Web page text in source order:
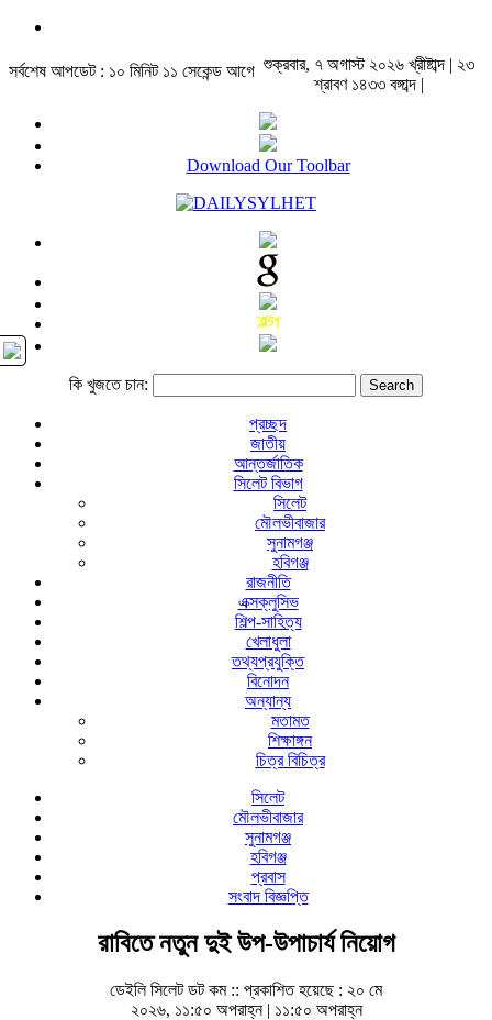
সর্বশেষ আপডেট : ১০ মিনিট ১১ সেকেন্ড আগে শুক্রবার, ৭ অগাস্ট ২০২৬ খ্রীষ্টাব্দ | ২৩
শ্রাবণ ১৪৩৩ বঙ্গাব্দ |
Download Our Toolbar
কি খুজতে চান:
প্রচ্ছদ
জাতীয়
আন্তর্জাতিক
সিলেট বিভাগ
সিলেট
মৌলভীবাজার
সুনামগঞ্জ
হবিগঞ্জ
রাজনীতি
এক্সক্লুসিভ
শিল্প-সাহিত্য
খেলাধুলা
তথ্যপ্রযুক্তি
বিনোদন
অন্যান্য
মতামত
শিক্ষাঙ্গন
চিত্র বিচিত্র
সিলেট
মৌলভীবাজার
সুনামগঞ্জ
হবিগঞ্জ
প্রবাস
সংবাদ বিজ্ঞপ্তি
রাবিতে নতুন দুই উপ-উপাচার্য নিয়োগ
ডেইলি সিলেট ডট কম :: প্রকাশিত হয়েছে : ২০ মে
২০২৬, ১১:৫০ অপরাহ্ন | ১১:৫০ অপরাহ্ন